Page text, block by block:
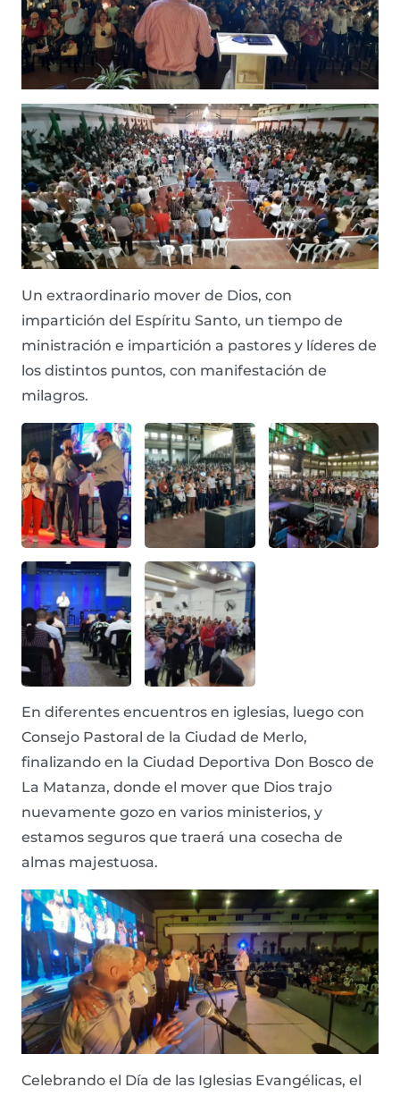
Un extraordinario mover de Dios, con
impartición del Espíritu Santo, un tiempo de
ministración e impartición a pastores y líderes de
los distintos puntos, con manifestación de
milagros.
En diferentes encuentros en iglesias, luego con
Consejo Pastoral de la Ciudad de Merlo,
finalizando en la Ciudad Deportiva Don Bosco de
La Matanza, donde el mover que Dios trajo
nuevamente gozo en varios ministerios, y
estamos seguros que traerá una cosecha de
almas majestuosa.
Celebrando el Día de las Iglesias Evangélicas, el